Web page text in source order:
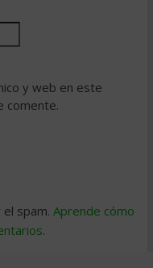
y web en este
comente.
spam. Aprende cómo
.